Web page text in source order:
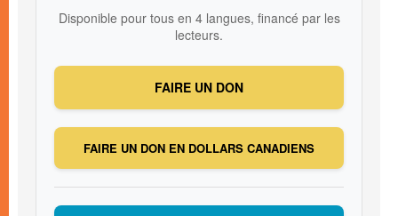
Disponible pour tous en 4 langues, financé par les
lecteurs.
FAIRE UN DON
FAIRE UN DON EN DOLLARS CANADIENS